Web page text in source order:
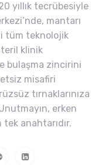
yıllık tecrübesiyle
mantarı
tüm teknolojik
klinik
bulaşma zincirini
misafiri
tırnaklarınıza
erken
anahtarıdır.